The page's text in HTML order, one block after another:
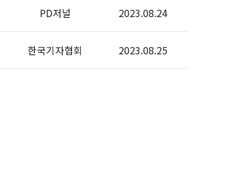
PD저널 2023.08.24
한국기자협회 2023.08.25